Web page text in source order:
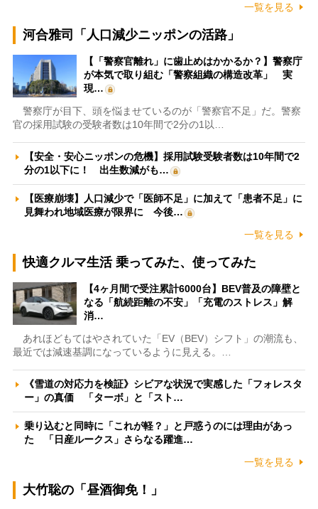
一覧を見る
河合雅司「人口減少ニッポンの活路」
【「警察官離れ」に歯止めはかかるか？】警察庁
が本気で取り組む「警察組織の構造改革」 実
現…
警察庁が目下、頭を悩ませているのが「警察官不足」だ。警察
官の採用試験の受験者数は10年間で2分の1以…
【安全・安心ニッポンの危機】採用試験受験者数は10年間で2
分の1以下に！ 出生数減がも…
【医療崩壊】人口減少で「医師不足」に加えて「患者不足」に
見舞われ地域医療が限界に 今後…
一覧を見る
快適クルマ生活 乗ってみた、使ってみた
【4ヶ月間で受注累計6000台】BEV普及の障壁と
なる「航続距離の不安」「充電のストレス」解
消…
あれほどもてはやされていた「EV（BEV）シフト」の潮流も、
最近では減速基調になっているように見える。…
《雪道の対応力を検証》シビアな状況で実感した「フォレスタ
ー」の真価 「ターボ」と「スト…
乗り込むと同時に「これが軽？」と戸惑うのには理由があっ
た 「日産ルークス」さらなる躍進…
一覧を見る
大竹聡の「昼酒御免！」